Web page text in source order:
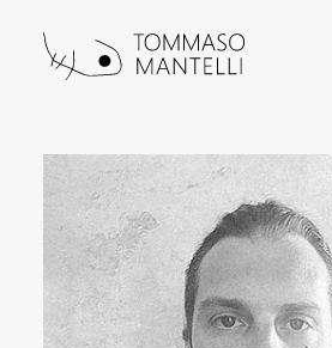
Home
About
Gallery
Contacts